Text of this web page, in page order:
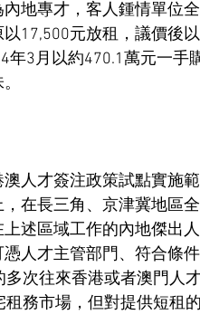
地專才，客人鍾情單位
17,500元放租，議價後
3月以約470.1萬元一手
人才簽注政策試點實施
在長三角、京津冀地區
述區域工作的內地傑出
人才主管部門、符合條
次往來香港或者澳門人
務市場，但對提供短租